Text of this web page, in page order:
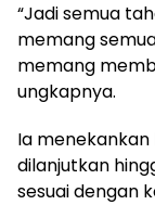
“Jadi semua
memang
memang
ungkapnya.
Ia menekankan
dilanjutkan
sesuai dengan